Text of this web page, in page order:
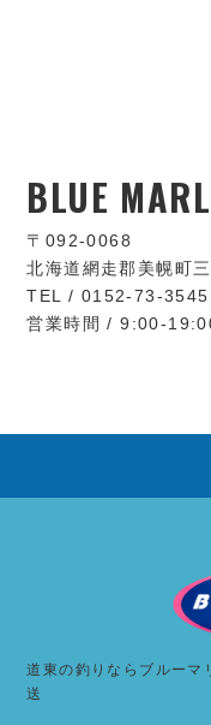
BLUE
〒092-0068
北海道網走郡美幌町
TEL / 0152-73-3545
営業時間 / 9:00-
道東の釣りならブルーマ
送